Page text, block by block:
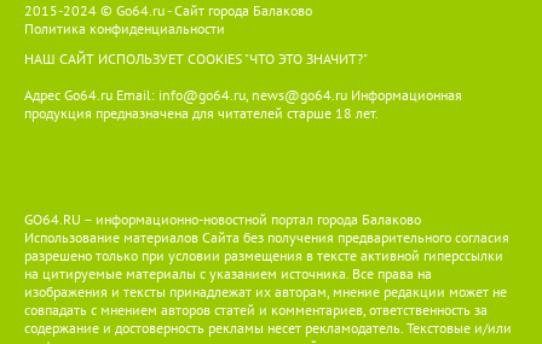
2015-2024 © Go64.ru - Сайт города Балаково
Политика конфиденциальности
НАШ САЙТ ИСПОЛЬЗУЕТ COOKIES "ЧТО ЭТО ЗНАЧИТ?"
Адрес Go64.ru Email: info@go64.ru, news@go64.ru Информационная
продукция предназначена для читателей старше 18 лет.
GO64.RU – информационно-новостной портал города Балаково
Использование материалов Сайта без получения предварительного согласия
разрешено только при условии размещения в тексте активной гиперссылки
на цитируемые материалы с указанием источника. Все права на
изображения и тексты принадлежат их авторам, мнение редакции может не
совпадать с мнением авторов статей и комментариев, ответственность за
содержание и достоверность рекламы несет рекламодатель. Текстовые и/или